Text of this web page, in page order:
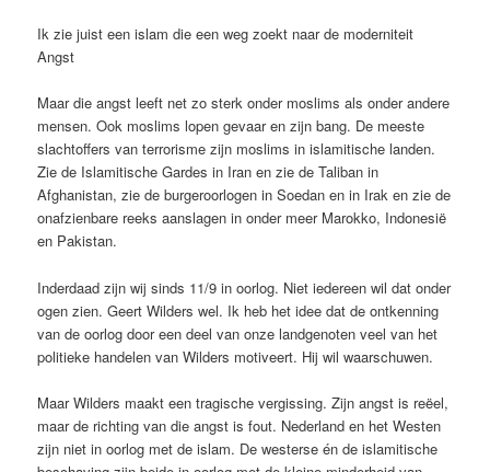
Ik zie juist een islam die een weg zoekt naar de moderniteit
Angst
Maar die angst leeft net zo sterk onder moslims als onder andere
mensen. Ook moslims lopen gevaar en zijn bang. De meeste
slachtoffers van terrorisme zijn moslims in islamitische landen.
Zie de Islamitische Gardes in Iran en zie de Taliban in
Afghanistan, zie de burgeroorlogen in Soedan en in Irak en zie de
onafzienbare reeks aanslagen in onder meer Marokko, Indonesië
en Pakistan.
Inderdaad zijn wij sinds 11/9 in oorlog. Niet iedereen wil dat onder
ogen zien. Geert Wilders wel. Ik heb het idee dat de ontkenning
van de oorlog door een deel van onze landgenoten veel van het
politieke handelen van Wilders motiveert. Hij wil waarschuwen.
Maar Wilders maakt een tragische vergissing. Zijn angst is reëel,
maar de richting van die angst is fout. Nederland en het Westen
zijn niet in oorlog met de islam. De westerse én de islamitische